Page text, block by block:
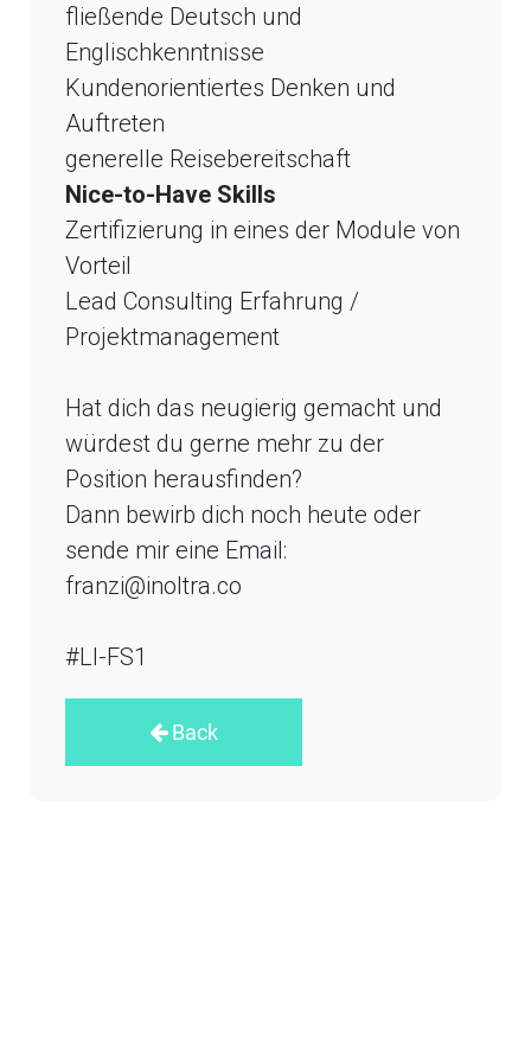
fließende Deutsch und
Englischkenntnisse
Kundenorientiertes Denken und
Auftreten
generelle Reisebereitschaft
Nice-to-Have Skills
Zertifizierung in eines der Module von
Vorteil
Lead Consulting Erfahrung /
Projektmanagement
Hat dich das neugierig gemacht und
würdest du gerne mehr zu der
Position herausfinden?
Dann bewirb dich noch heute oder
sende mir eine Email:
franzi@inoltra.co
#LI-FS1
Back